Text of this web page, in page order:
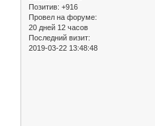
Позитив: +916
Провел на форуме:
20 дней 12 часов
Последний визит:
2019-03-22 13:48:48